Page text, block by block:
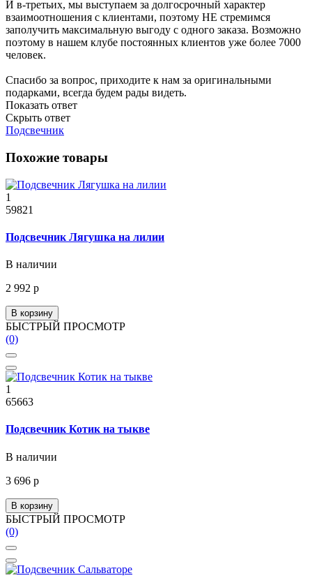
И в-третьих, мы выступаем за долгосрочный характер
взаимоотношения с клиентами, поэтому НЕ стремимся
заполучить максимальную выгоду с одного заказа. Возможно
поэтому в нашем клубе постоянных клиентов уже более 7000
человек.
Спасибо за вопрос, приходите к нам за оригинальными
подарками, всегда будем рады видеть.
Показать ответ
Скрыть ответ
Подсвечник
Похожие товары
1
59821
Подсвечник Лягушка на лилии
В наличии
2 992 р
В корзину
БЫСТРЫЙ ПРОСМОТР
(0)
1
65663
Подсвечник Котик на тыкве
В наличии
3 696 р
В корзину
БЫСТРЫЙ ПРОСМОТР
(0)